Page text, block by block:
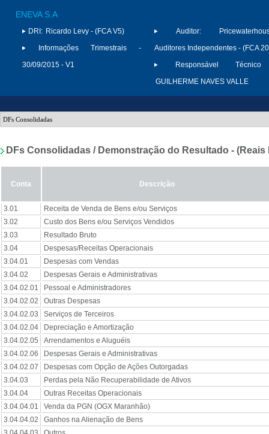
ENEVA S.A
DRI: Ricardo Levy - (FCA V5)
Informações Trimestrais -
30/09/2015 - V1
Auditor:
Auditores Independentes - (FCA
Responsável
GUILHERME NAVES VALLE